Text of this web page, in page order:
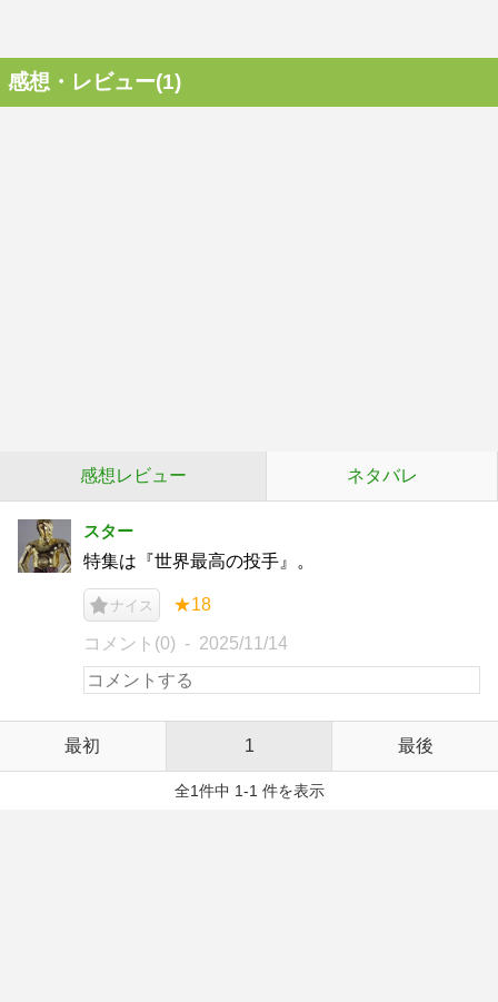
感想・レビュー(1)
感想レビュー ネタバレ
スター
特集は『世界最高の投手』。
ナイス ★18
コメント(0) 2025/11/14
最初 1 最後
全1件中 1-1 件を表示